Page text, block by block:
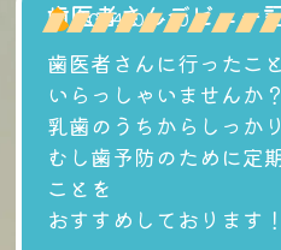
歯医者さんデビュー
2024-08-10
歯医者さんに行ったこ
いらっしゃいませんか？
乳歯のうちからしっか
むし歯予防のために定
ことを
おすすめしております！